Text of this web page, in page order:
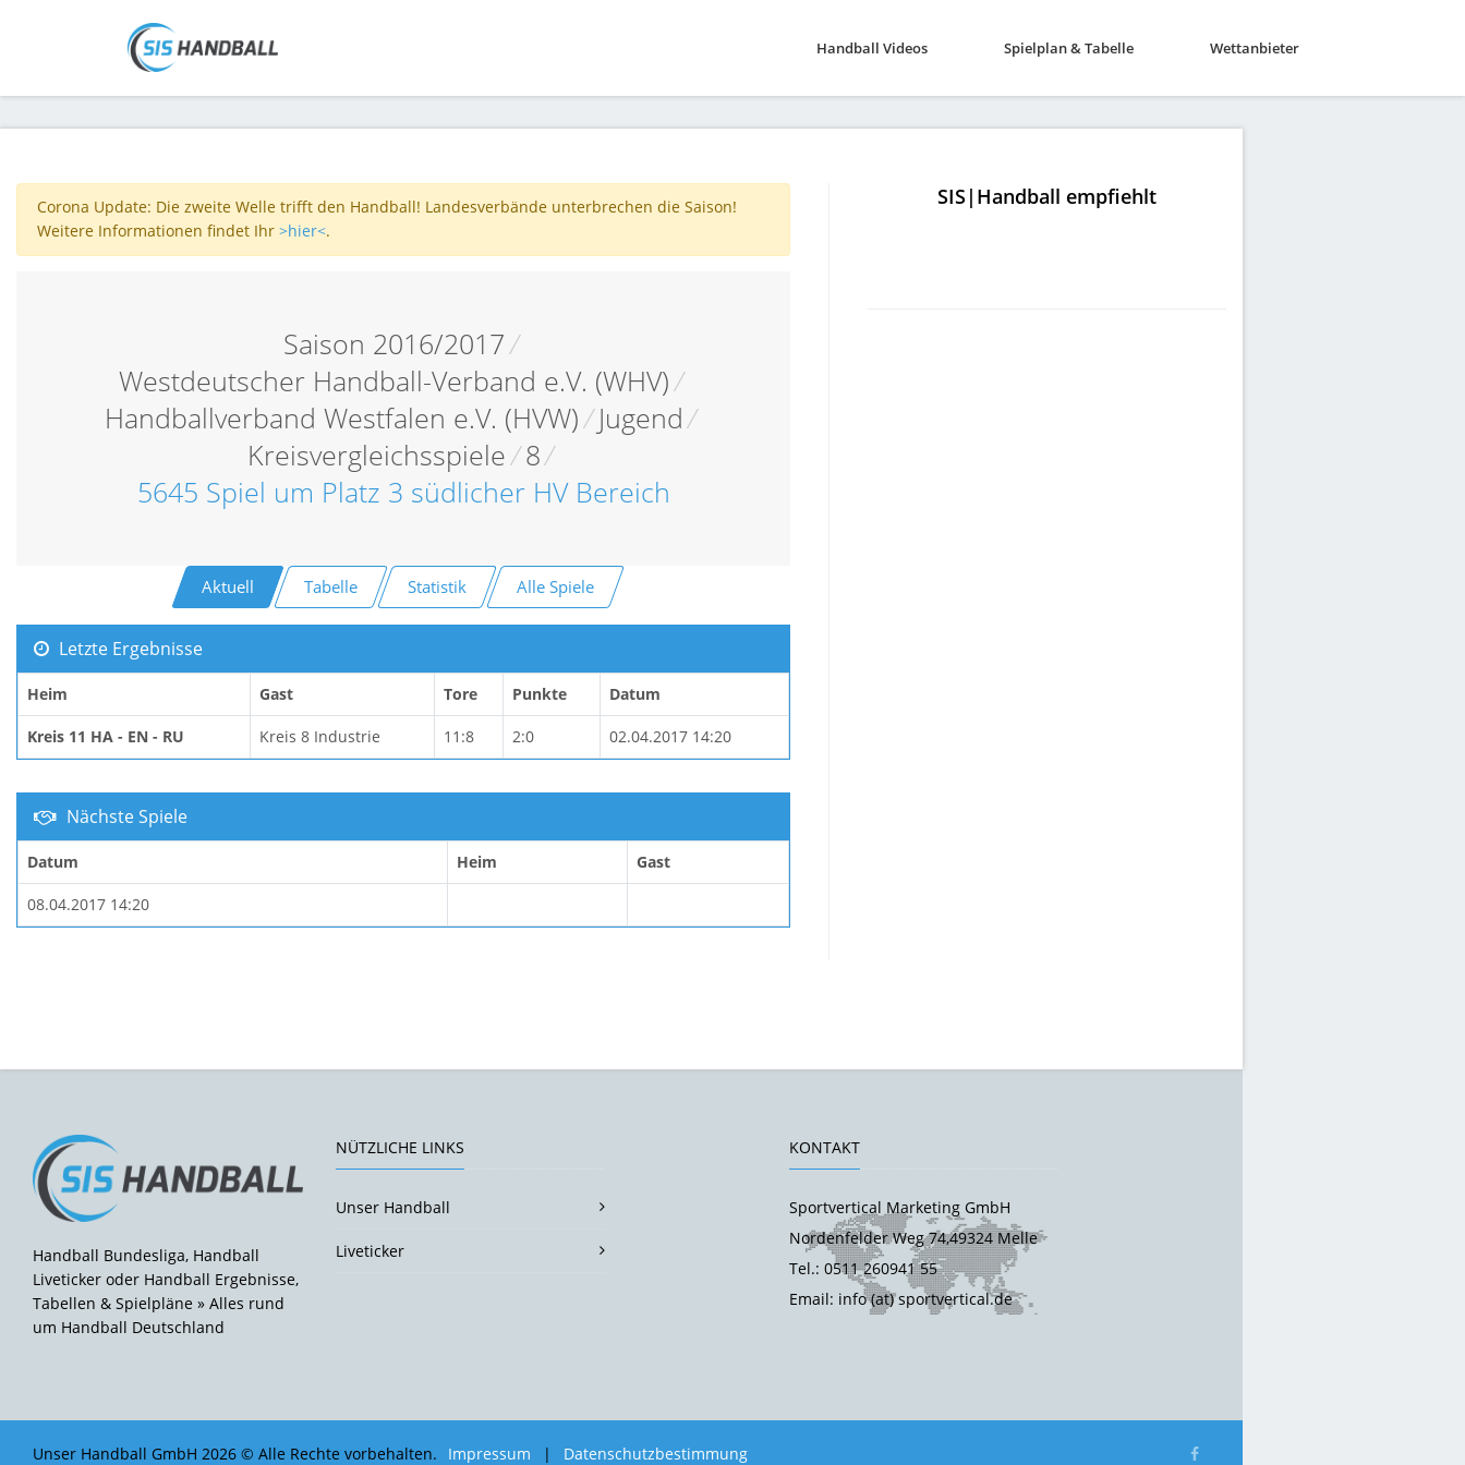
Handball Videos Spielplan & Tabelle Wettanbieter
Corona Update: Die zweite Welle trifft den Handball! Landesverbände unterbrechen die Saison!
Weitere Informationen findet Ihr >hier<.
Saison 2016/2017/
Westdeutscher Handball-Verband e.V. (WHV)/
Handballverband Westfalen e.V. (HVW)/ Jugend/
Kreisvergleichsspiele/8/
5645 Spiel um Platz 3 südlicher HV Bereich
Aktuell Tabelle Statistik Alle Spiele
Letzte Ergebnisse
Heim Gast Tore Punkte Datum
Kreis 11 HA - EN - RU Kreis 8 Industrie 11:8 2:0 02.04.2017 14:20
Nächste Spiele
Datum Heim Gast
08.04.2017 14:20
SIS|Handball empfiehlt
Handball Bundesliga, Handball
Liveticker oder Handball Ergebnisse,
Tabellen & Spielpläne » Alles rund
um Handball Deutschland
NÜTZLICHE LINKS
Unser Handball
Liveticker
KONTAKT
Sportvertical Marketing GmbH
Nordenfelder Weg 74,49324 Melle
Tel.: 0511 260941 55
Email: info (at) sportvertical.de
Unser Handball GmbH 2026 © Alle Rechte vorbehalten. Impressum | Datenschutzbestimmung